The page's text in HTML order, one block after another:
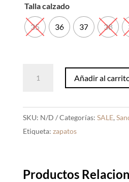
Talla calzado
35 36 37 38
Valeria
Añadir al
SKU: N/D Categorías: SALE,
Etiqueta: zapatos
Productos